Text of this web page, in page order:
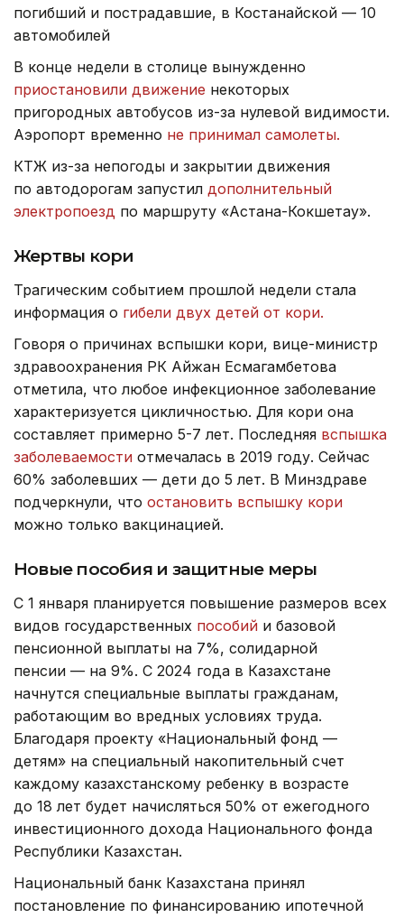
погибший и пострадавшие, в Костанайской — 10
автомобилей
В конце недели в столице вынужденно
приостановили движение некоторых
пригородных автобусов из-за нулевой видимости.
Аэропорт временно не принимал самолеты.
КТЖ из-за непогоды и закрытии движения
по автодорогам запустил дополнительный
электропоезд по маршруту «Астана-Кокшетау».
Жертвы кори
Трагическим событием прошлой недели стала
информация о гибели двух детей от кори.
Говоря о причинах вспышки кори, вице-министр
здравоохранения РК Айжан Есмагамбетова
отметила, что любое инфекционное заболевание
характеризуется цикличностью. Для кори она
составляет примерно 5-7 лет. Последняя вспышка
заболеваемости отмечалась в 2019 году. Сейчас
60% заболевших — дети до 5 лет. В Минздраве
подчеркнули, что остановить вспышку кори
можно только вакцинацией.
Новые пособия и защитные меры
С 1 января планируется повышение размеров всех
видов государственных пособий и базовой
пенсионной выплаты на 7%, солидарной
пенсии — на 9%. С 2024 года в Казахстане
начнутся специальные выплаты гражданам,
работающим во вредных условиях труда.
Благодаря проекту «Национальный фонд —
детям» на специальный накопительный счет
каждому казахстанскому ребенку в возрасте
до 18 лет будет начисляться 50% от ежегодного
инвестиционного дохода Национального фонда
Республики Казахстан.
Национальный банк Казахстана принял
постановление по финансированию ипотечной